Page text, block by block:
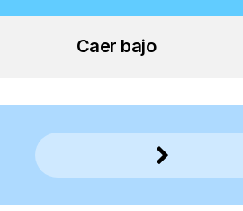
Caer bajo